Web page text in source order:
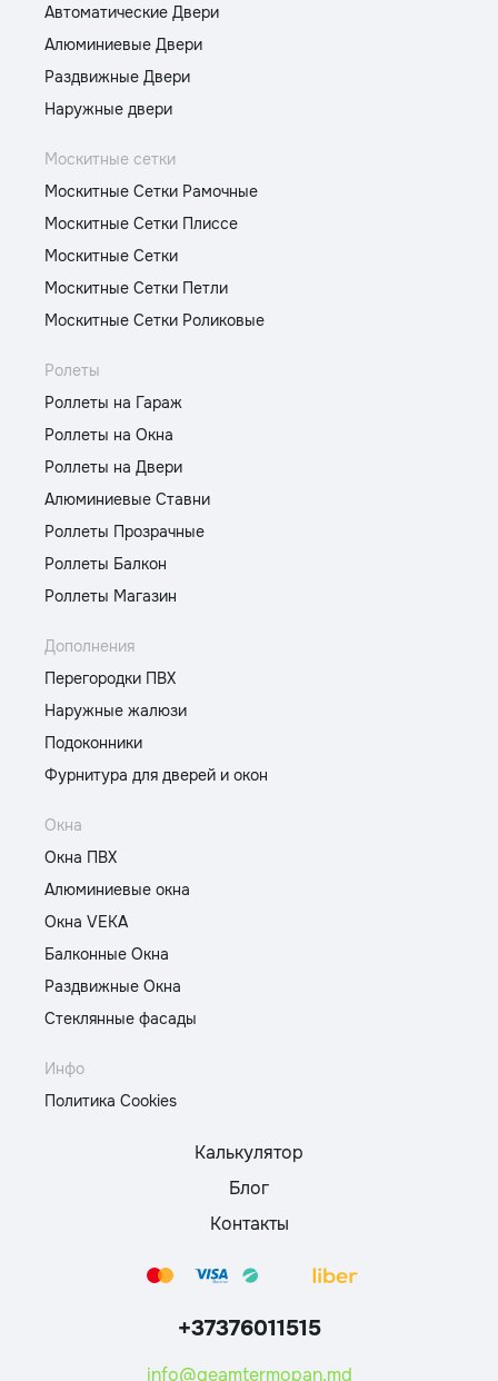
Автоматические Двери
Алюминиевые Двери
Раздвижные Двери
Наружные двери
Москитные сетки
Москитные Сетки Рамочные
Москитные Сетки Плиссе
Москитные Сетки
Москитные Сетки Петли
Москитные Сетки Роликовые
Ролеты
Роллеты на Гараж
Роллеты на Окна
Роллеты на Двери
Алюминиевые Ставни
Роллеты Прозрачные
Роллеты Балкон
Роллеты Магазин
Дополнения
Перегородки ПВХ
Наружные жалюзи
Подоконники
Фурнитура для дверей и окон
Окна
Окна ПВХ
Алюминиевые окна
Окна VEKA
Балконные Окна
Раздвижные Окна
Стеклянные фасады
Инфо
Политика Cookies
Калькулятор
Блог
Контакты
+37376011515
info@geamtermopan.md